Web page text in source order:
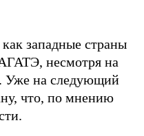
западные страны
несмотря на
Уже на следующий
что, по мнению